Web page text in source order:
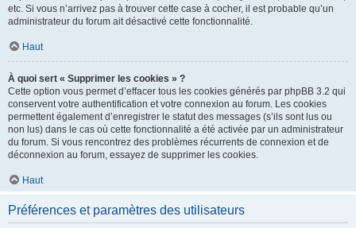
etc. Si vous n’arrivez pas à trouver cette case à cocher, il est probable qu’un
administrateur du forum ait désactivé cette fonctionnalité.
Haut
À quoi sert « Supprimer les cookies » ?
Cette option vous permet d’effacer tous les cookies générés par phpBB 3.2 qui
conservent votre authentification et votre connexion au forum. Les cookies
permettent également d’enregistrer le statut des messages (s’ils sont lus ou
non lus) dans le cas où cette fonctionnalité a été activée par un administrateur
du forum. Si vous rencontrez des problèmes récurrents de connexion et de
déconnexion au forum, essayez de supprimer les cookies.
Haut
Préférences et paramètres des utilisateurs